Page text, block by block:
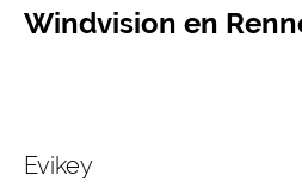
Windvision en
Evikey